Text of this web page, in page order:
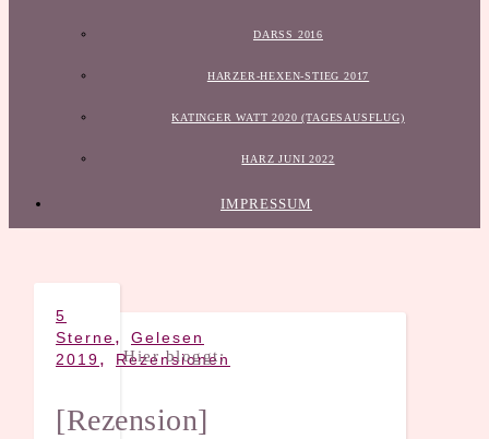
DARSS 2016
HARZER-HEXEN-STIEG 2017
KATINGER WATT 2020 (TAGESAUSFLUG)
HARZ JUNI 2022
IMPRESSUM
5
Sterne, Gelesen
2019, Rezensionen
[Rezension]
Hier bloggt: